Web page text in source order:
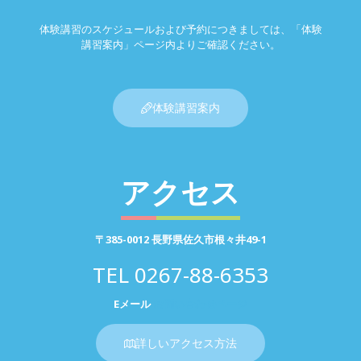
体験講習のスケジュールおよび予約につきましては、「体験
講習案内」ページ内よりご確認ください。
体験講習案内
アクセス
〒385-0012 長野県佐久市根々井49-1
TEL 0267-88-6353
Eメール
詳しいアクセス方法